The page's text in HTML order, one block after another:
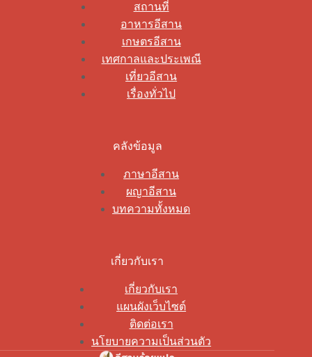
สถานที่
อาหารอีสาน
เกษตรอีสาน
เทศกาลและประเพณี
เที่ยวอีสาน
เรื่องทั่วไป
คลังข้อมูล
ภาษาอีสาน
ผญาอีสาน
บทความทั้งหมด
เกี่ยวกับเรา
เกี่ยวกับเรา
แผนผังเว็บไซต์
ติดต่อเรา
นโยบายความเป็นส่วนตัว